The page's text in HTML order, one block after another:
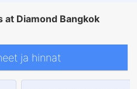
at Diamond Bangkok
ja hinnat